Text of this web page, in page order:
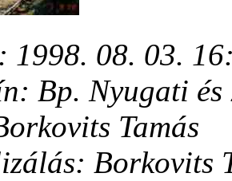
1998. 08. 03.
Bp. Nyugati
Tamás
Borkovits